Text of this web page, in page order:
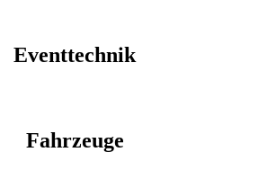
Eventtechnik
Fahrzeuge